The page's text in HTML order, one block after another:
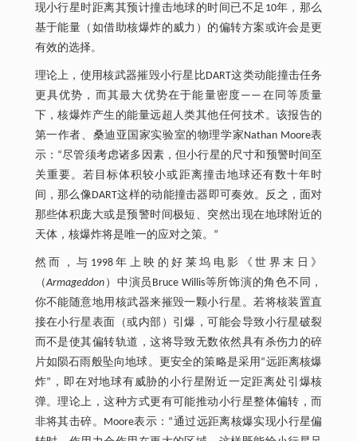
现小行星时距离其预计撞击地球的时间已不足10年，那么
基于能量（如借助核爆炸的威力）的偏转方案或许会是更
有效的选择。
理论上，使用核武器摧毁小行星比DART这类动能撞击任务
更具优势，而其最大优势在于能量密度——在同等质量
下，核爆炸产生的能量远超人类其他任何技术。该报告的
第一作者、桑迪亚国家实验室的物理学家Nathan Moore表
示：“尽管须考虑诸多因素，但小行星的尺寸和预警时间至
关重要。若目标体积较小或距离撞击地球还有数十年时
间，那么像DART这样的动能撞击器即可奏效。反之，面对
那些体积庞大或是预警时间极短、突然出现在地球附近的
天体，核爆炸将是唯一的应对之策。”
然而，与1998年上映的好莱坞电影《世界末日》
（Armageddon ）中演员Bruce Willis等所饰演的角色不同，
你不能随意地用核武器来摧毁一颗小行星。若将核装置直
接在小行星表面（或内部）引爆，可能会导致小行星破裂
而不是使其偏转轨道，这将导致无数依然具有杀伤力的碎
片如陨石雨般坠向地球。更安全的策略是采用“远距离核爆
炸”，即在对地球有威胁的小行星附近一定距离处引爆核
弹。理论上，这种方式更有可能推动小行星整体偏转，而
非将其击碎。Moore表示：“通过远距离核爆实现小行星偏